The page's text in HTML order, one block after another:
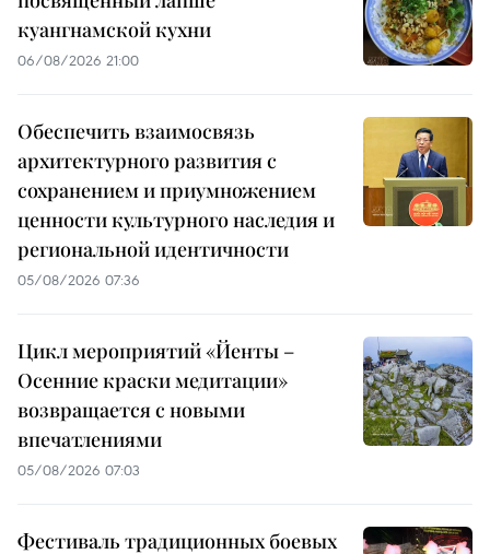
куангнамской кухни
06/08/2026 21:00
Обеспечить взаимосвязь
архитектурного развития с
сохранением и приумножением
ценности культурного наследия и
региональной идентичности
05/08/2026 07:36
Цикл мероприятий «Йенты –
Осенние краски медитации»
возвращается с новыми
впечатлениями
05/08/2026 07:03
Фестиваль традиционных боевых